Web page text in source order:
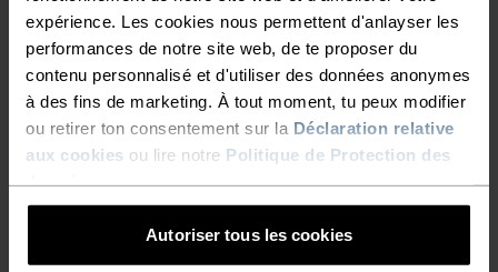
expérience. Les cookies nous permettent d'anlayser les
performances de notre site web, de te proposer du
contenu personnalisé et d'utiliser des données anonymes
à des fins de marketing. À tout moment, tu peux modifier
ou retirer ton consentement sur la Déclaration relative
aux cookies ou lire notre Politique de Protection des
Autoriser tous les cookies
CHF 39.95CHF 50.00
(14)
CHF 47.95CHF 60.00
(14)
-30%
% % % %
Trail
CHF 80.00
-30%
Warm
% %
Haut zippé Berra
CHF 76.95CHF 110.00